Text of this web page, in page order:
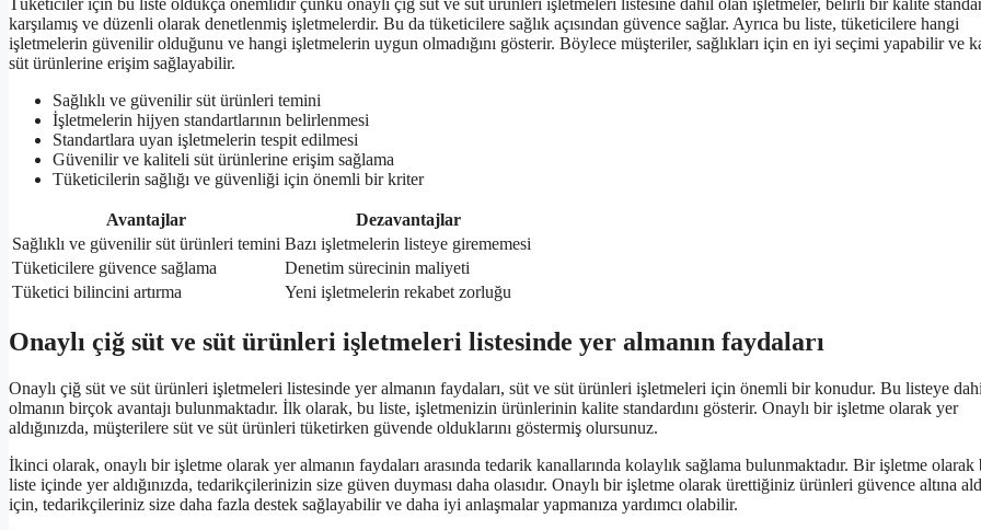
karşılamış ve düzenli olarak denetlenmiş işletmelerdir. Bu da tüketicilere sağlık açısından güvence sağlar. Ayrıca bu liste, tüketicilere hangi
işletmelerin güvenilir olduğunu ve hangi işletmelerin uygun olmadığını gösterir. Böylece müşteriler, sağlıkları için en iyi seçimi yapabilir ve
süt ürünlerine erişim sağlayabilir.
Sağlıklı ve güvenilir süt ürünleri temini
İşletmelerin hijyen standartlarının belirlenmesi
Standartlara uyan işletmelerin tespit edilmesi
Güvenilir ve kaliteli süt ürünlerine erişim sağlama
Tüketicilerin sağlığı ve güvenliği için önemli bir kriter
Avantajlar
Dezavantajlar
Sağlıklı ve güvenilir süt ürünleri temini Bazı işletmelerin listeye girememesi
Tüketicilere güvence sağlama
Denetim sürecinin maliyeti
Tüketici bilincini artırma
Yeni işletmelerin rekabet zorluğu
Onaylı çiğ süt ve süt ürünleri işletmeleri listesinde yer almanın faydaları
Onaylı çiğ süt ve süt ürünleri işletmeleri listesinde yer almanın faydaları, süt ve süt ürünleri işletmeleri için önemli bir konudur. Bu listeye
olmanın birçok avantajı bulunmaktadır. İlk olarak, bu liste, işletmenizin ürünlerinin kalite standardını gösterir. Onaylı bir işletme olarak yer
aldığınızda, müşterilere süt ve süt ürünleri tüketirken güvende olduklarını göstermiş olursunuz.
İkinci olarak, onaylı bir işletme olarak yer almanın faydaları arasında tedarik kanallarında kolaylık sağlama bulunmaktadır. Bir işletme olarak
liste içinde yer aldığınızda, tedarikçilerinizin size güven duyması daha olasıdır. Onaylı bir işletme olarak ürettiğiniz ürünleri güvence altına
için, tedarikçileriniz size daha fazla destek sağlayabilir ve daha iyi anlaşmalar yapmanıza yardımcı olabilir.